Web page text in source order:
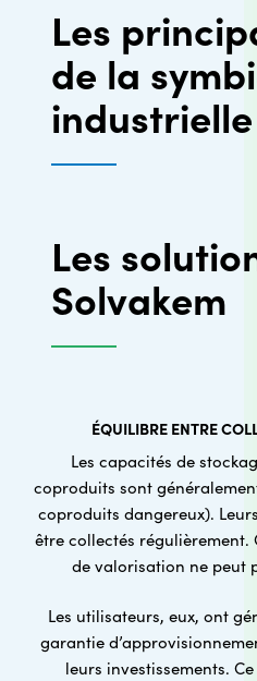
Les
de la
industrielle
Les
Solvakem
ÉQUILIBRE ENTRE
Les capacités de
coproduits sont
coproduits dangereux).
être collectés régulièrement.
de valorisation ne peut
Les utilisateurs, eux, ont
garantie
leurs investissements.